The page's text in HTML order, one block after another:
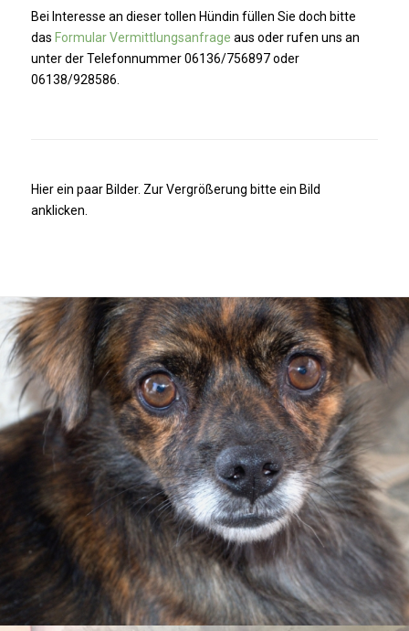
Bei Interesse an dieser tollen Hündin füllen Sie doch bitte
das Formular Vermittlungsanfrage aus oder rufen uns an
unter der Telefonnummer 06136/756897 oder
06138/928586.
Hier ein paar Bilder. Zur Vergrößerung bitte ein Bild
anklicken.